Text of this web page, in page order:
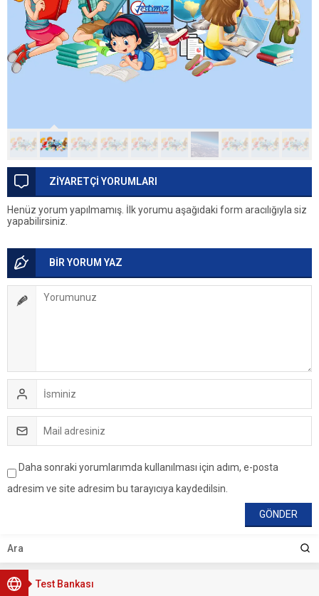
Test Bankası
ZİYARETÇİ YORUMLARI
Henüz yorum yapılmamış. İlk yorumu aşağıdaki form aracılığıyla siz
yapabilirsiniz.
BİR YORUM YAZ
Daha sonraki yorumlarımda kullanılması için adım, e-posta
adresim ve site adresim bu tarayıcıya kaydedilsin.